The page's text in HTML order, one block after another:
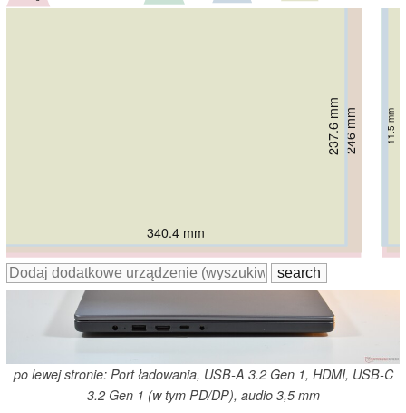
357 mm
250.7 mm 17.9 mm
358 mm
246 mm 13 mm
343.4 mm
239.5 mm 18.9 mm
343.3 mm
239.5 mm 18.5 mm
340.4 mm
237.6 mm 11.5 mm
po lewej stronie: Port ładowania, USB-A 3.2 Gen 1, HDMI, USB-C
3.2 Gen 1 (w tym PD/DP), audio 3,5 mm